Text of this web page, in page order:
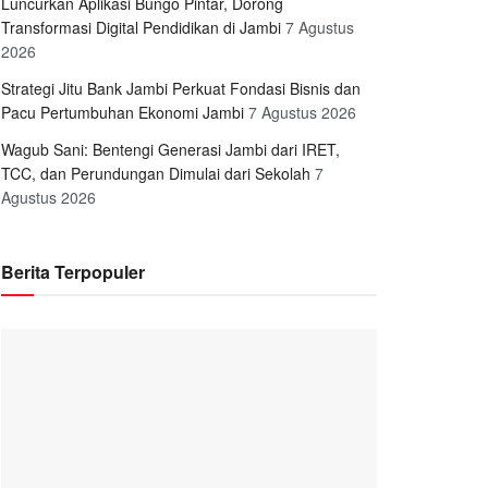
Transformasi Digital Pendidikan di Jambi 7 Agustus
2026
Strategi Jitu Bank Jambi Perkuat Fondasi Bisnis dan
Pacu Pertumbuhan Ekonomi Jambi 7 Agustus 2026
Wagub Sani: Bentengi Generasi Jambi dari IRET,
TCC, dan Perundungan Dimulai dari Sekolah 7
Agustus 2026
Berita Terpopuler